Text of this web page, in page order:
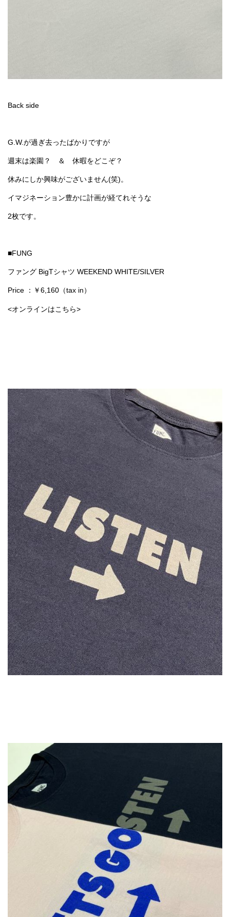
Back side
G.W.が過ぎ去ったばかりですが
週末は楽園？ ＆ 休暇をどこぞ？
休みにしか興味がございません(笑)。
イマジネーション豊かに計画が経てれそうな
2枚です。
■FUNG
ファング BigTシャツ WEEKEND WHITE/SILVER
Price ：￥6,160（tax in）
<オンラインはこちら>